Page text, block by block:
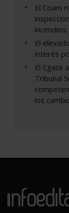
El Coam
El
interés
El Cgate
Tribunal
los